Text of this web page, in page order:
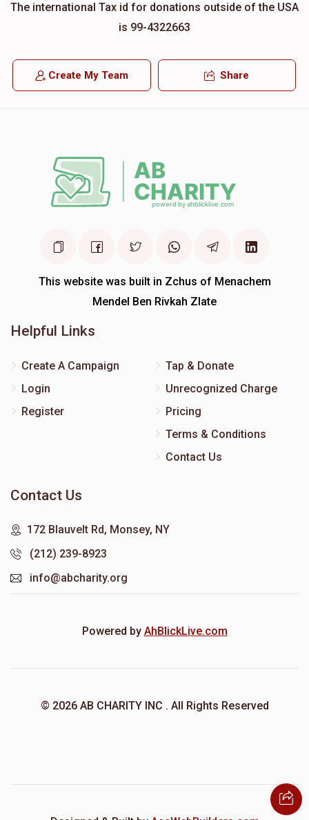
The international Tax id for donations outside of the USA
is 99-4322663
Create My Team Share
This website was built in Zchus of Menachem
Mendel Ben Rivkah Zlate
Helpful Links
Create A Campaign
Login
Register
Tap & Donate
Unrecognized Charge
Pricing
Terms & Conditions
Contact Us
Contact Us
172 Blauvelt Rd, Monsey, NY
(212) 239-8923
info@abcharity.org
Powered by AhBlickLive.com
© 2026 AB CHARITY INC . All Rights Reserved